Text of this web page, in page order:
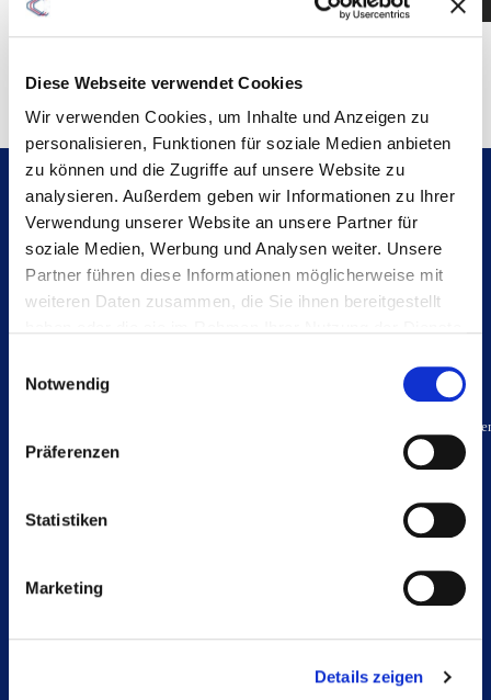
Diese Webseite verwendet Cookies
Wir verwenden Cookies, um Inhalte und Anzeigen zu
personalisieren, Funktionen für soziale Medien anbieten
zu können und die Zugriffe auf unsere Website zu
analysieren. Außerdem geben wir Informationen zu Ihrer
Verwendung unserer Website an unsere Partner für
soziale Medien, Werbung und Analysen weiter. Unsere
Partner führen diese Informationen möglicherweise mit
weiteren Daten zusammen, die Sie ihnen bereitgestellt
mehr
darüber, wer wir sind, wie Sie uns kontaktieren können
und wie wir personenbezogene Daten verarbeiten.
Notwendig
Präferenzen
Statistiken
Marketing
Details zeigen
ENTWICKLUNG, KONSTRUKTION,
FERTIGUNG UND MEHR – FISCHER
ELEKTROMOTOREN SETZEN
Unsere herausragende Expertise rund um Elektromotoren zeichnet uns als
einen erfahrenen Spezialisten aus. Wir bieten von der Entwicklung und
Konstruktion bis zur zuverlässigen Serienproduktion umfassende
an. Nicht ohne Grund zählen wir zu den führenden Anbietern, wenn es um
Elektromotoren geht, die spezifischen Anforderungen gerecht werden.
Unser Elektromotoren-Produktprogramm umfasst:
Torquemotoren als Außenläufer